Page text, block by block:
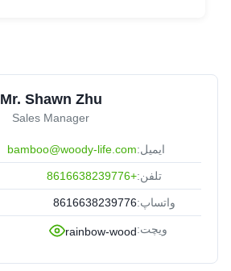
Mr. Shawn Zhu
Sales Manager
ایمیل:bamboo@woody-life.com
تلفن:+8616638239776
واتساپ:8616638239776
ویچت:rainbow-wood